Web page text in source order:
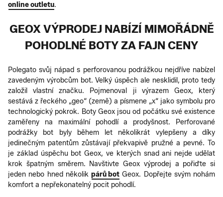
online outletu.
GEOX VÝPRODEJ NABÍZÍ MIMOŘÁDNĚ
POHODLNÉ BOTY ZA FAJN CENY
Polegato svůj nápad s perforovanou podrážkou nejdříve nabízel
zavedeným výrobcům bot. Velký úspěch ale nesklidil, proto tedy
založil vlastní značku. Pojmenoval ji výrazem Geox, který
sestává z řeckého „geo“ (země) a písmene „x“ jako symbolu pro
technologický pokrok. Boty Geox jsou od počátku své existence
zaměřeny na maximální pohodlí a prodyšnost. Perforované
podrážky bot byly během let několikrát vylepšeny a díky
jedinečným patentům zůstávají překvapivě pružné a pevné. To
je základ úspěchu bot Geox, ve kterých snad ani nejde udělat
krok špatným směrem. Navštivte Geox výprodej a pořiďte si
jeden nebo hned několik párů bot Geox. Dopřejte svým nohám
komfort a nepřekonatelný pocit pohodlí.